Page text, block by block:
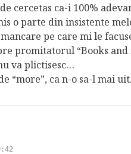
s
:
cercetas ca-i 100%
o parte din insistente
pe care mi le
promitatorul “Books and
va plictisesc…
“more”, ca n-o sa-l mai